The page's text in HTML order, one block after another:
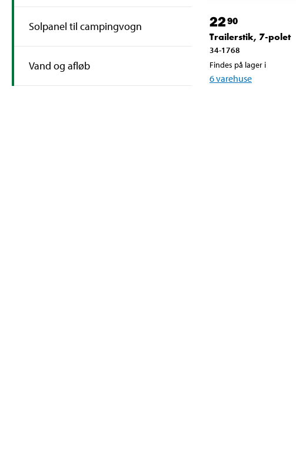
Solpanel til campingvogn
Vand og afløb
2290
Trailerstik, 7-polet
34-1768
Findes på lager i
6varehuse